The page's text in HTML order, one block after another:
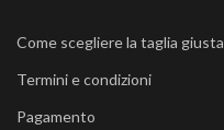
Come scegliere la taglia giusta
Termini e condizioni
Pagamento